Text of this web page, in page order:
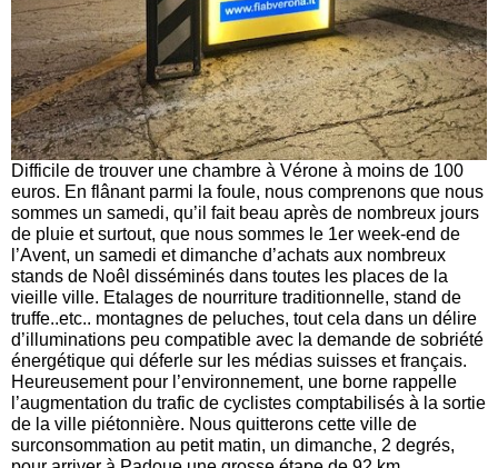
Difficile de trouver une chambre à Vérone à moins de 100
euros. En flânant parmi la foule, nous comprenons que nous
sommes un samedi, qu’il fait beau après de nombreux jours
de pluie et surtout, que nous sommes le 1er week-end de
l’Avent, un samedi et dimanche d’achats aux nombreux
stands de Noêl disséminés dans toutes les places de la
vieille ville. Etalages de nourriture traditionnelle, stand de
truffe..etc.. montagnes de peluches, tout cela dans un délire
d’illuminations peu compatible avec la demande de sobriété
énergétique qui déferle sur les médias suisses et français.
Heureusement pour l’environnement, une borne rappelle
l’augmentation du trafic de cyclistes comptabilisés à la sortie
de la ville piétonnière. Nous quitterons cette ville de
surconsommation au petit matin, un dimanche, 2 degrés,